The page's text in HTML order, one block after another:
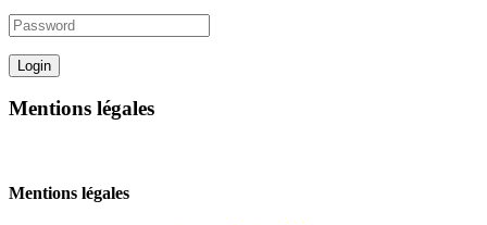
Mentions légales
Mentions légales